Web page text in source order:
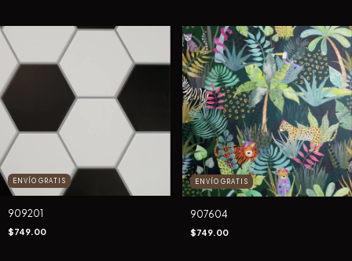
ENVÍO GRATIS
909201
$749.00
ENVÍO GRATIS
907604
$749.00